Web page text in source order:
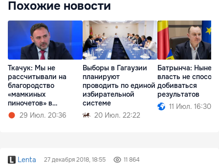
Похожие новости
Ткачук: Мы не
рассчитывали на
благородство
«мамкиных
пиночетов» в
правительстве
29 Июл. 20:36
Выборы в Гагаузии
планируют
проводить по единой
избирательной
системе
20 Июл. 22:22
Батрынча:
власть не
добиваться
результатов
11 Июл. 16:30
Lenta 27 декабря 2018, 18:55 11 864